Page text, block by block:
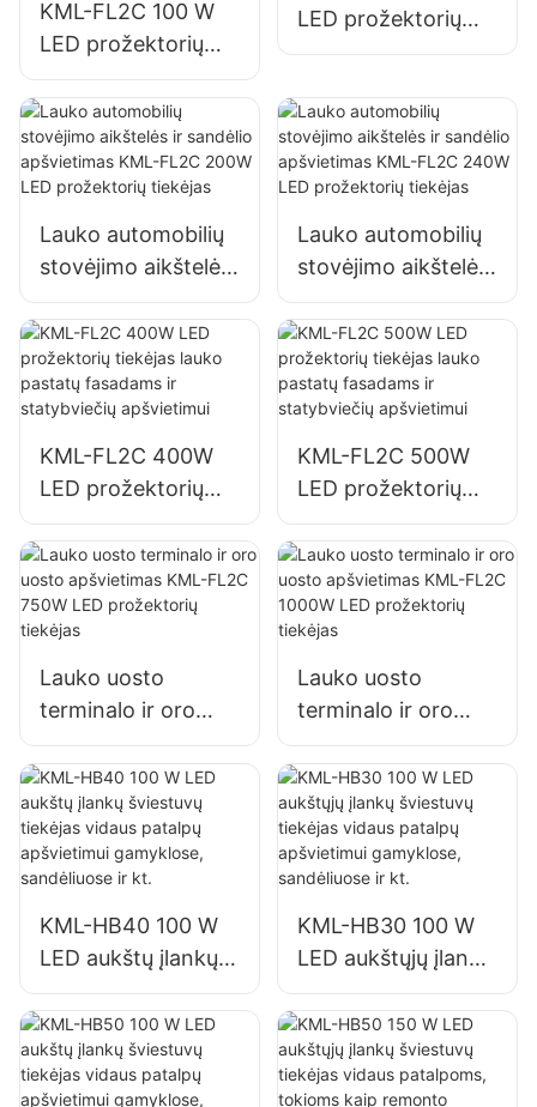
KML-FL2C 100 W
LED prožektorių
tiekėjas lauko
reklaminiams
stendams ir
dideliems iškabų
LED prožektorių
tiekėjas lauko sienų
Lauko automobilių
stovėjimo aikštelės
ir sandėlio
apšvietimas KML-
FL2C 200W LED
prožektorių tiekėjas
Lauko automobilių
stovėjimo aikštelės
ir sandėlio
apšvietimas KML-
FL2C 240W LED
prožektorių tiekėjas
KML-FL2C 400W
LED prožektorių
tiekėjas lauko
pastatų fasadams ir
statybviečių
apšvietimui
KML-FL2C 500W
LED prožektorių
tiekėjas lauko
pastatų fasadams ir
statybviečių
apšvietimui
Lauko uosto
terminalo ir oro
uosto apšvietimas
KML-FL2C 750W
LED prožektorių
tiekėjas
Lauko uosto
terminalo ir oro
uosto apšvietimas
KML-FL2C 1000W
LED prožektorių
tiekėjas
KML-HB40 100 W
LED aukštų įlankų
šviestuvų tiekėjas
vidaus patalpų
apšvietimui
gamyklose,
KML-HB30 100 W
LED aukštųjų įlankų
šviestuvų tiekėjas
vidaus patalpų
apšvietimui
gamyklose,